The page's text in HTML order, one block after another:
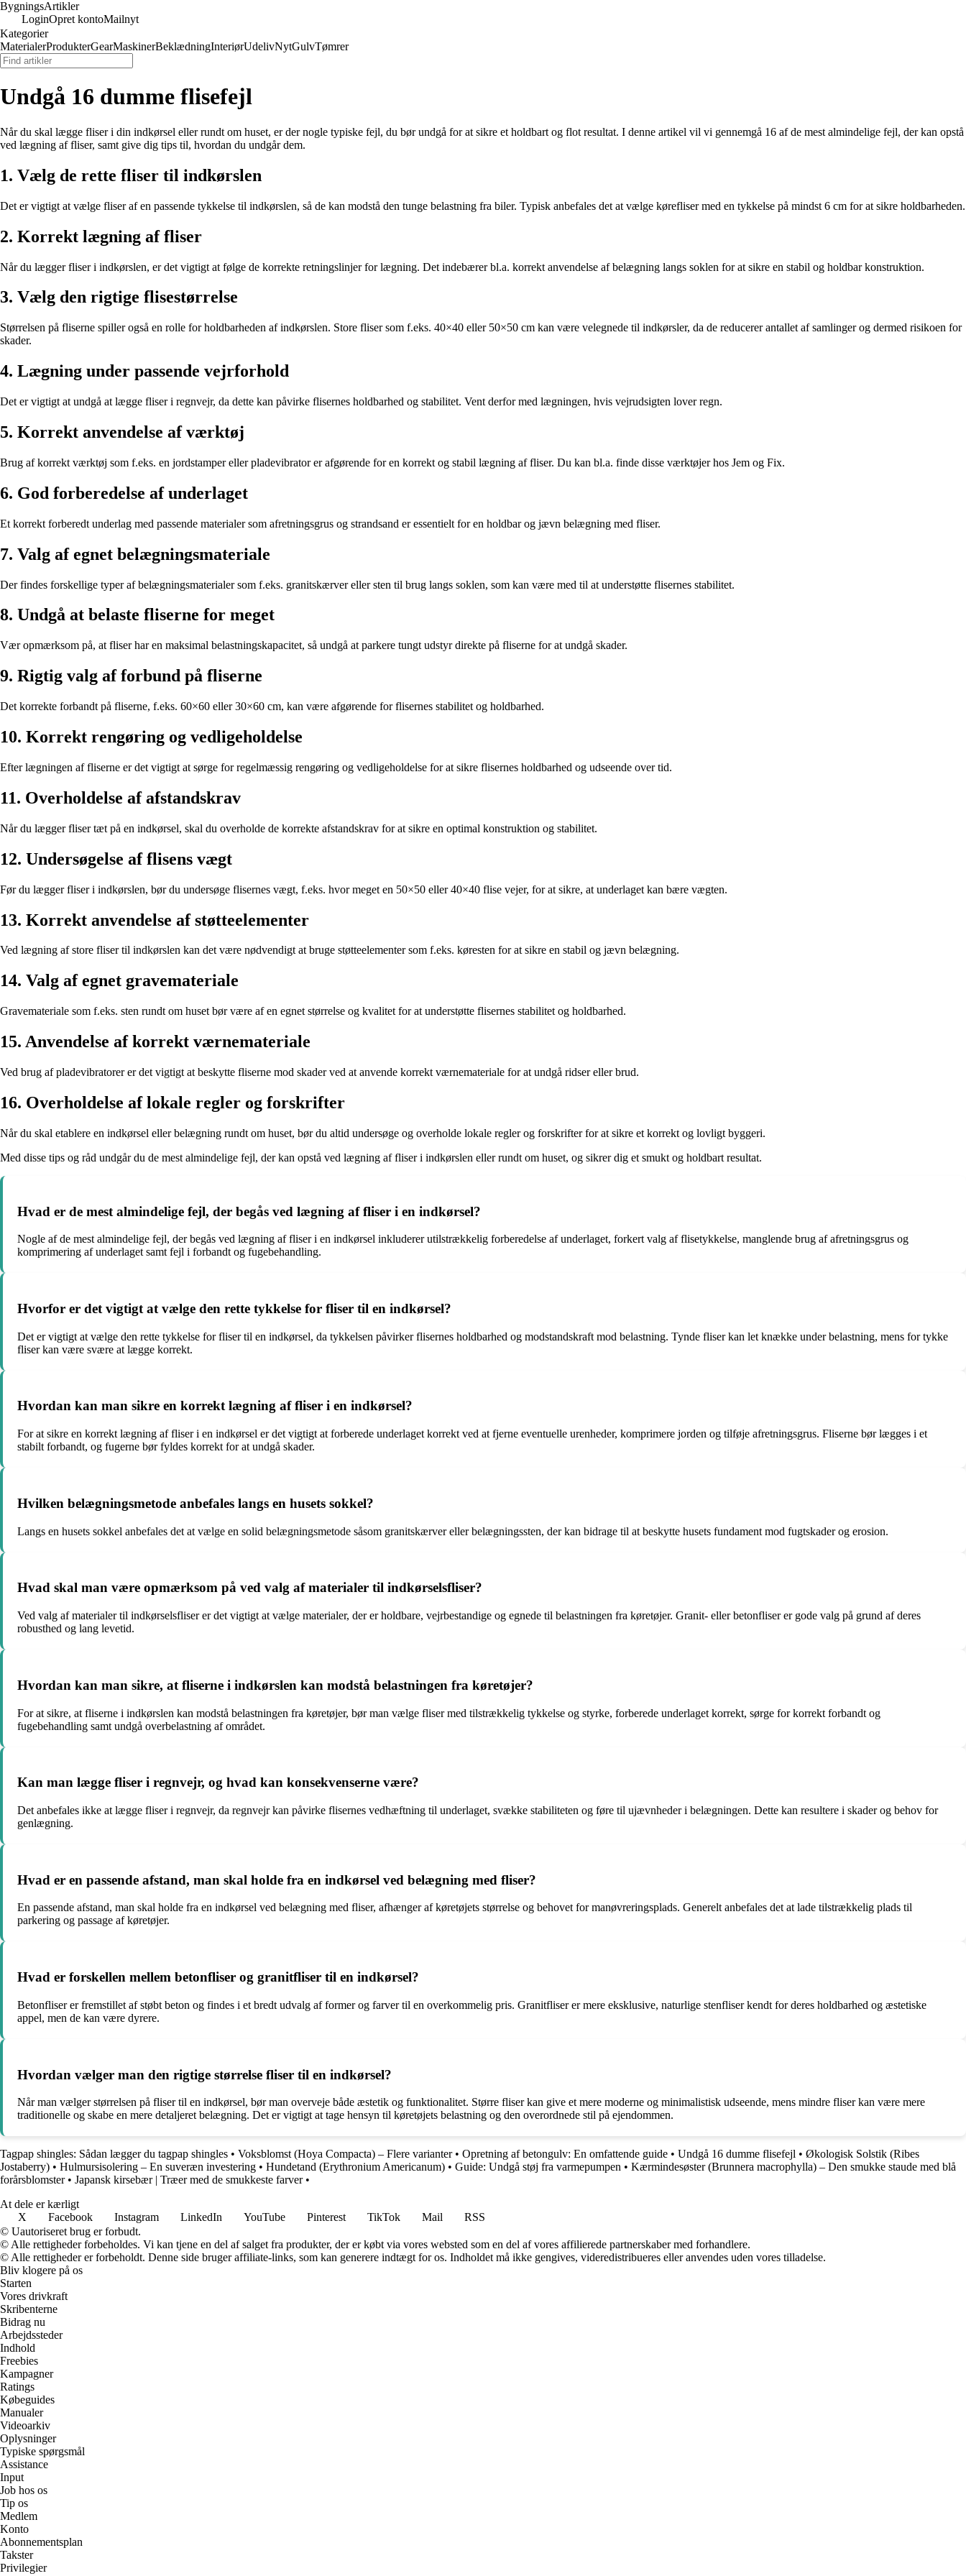
BygningsArtikler
LoginOpret kontoMailnyt
Kategorier
MaterialerProdukterGearMaskinerBeklædningInteriørUdelivNytGulvTømrer
Undgå 16 dumme flisefejl
Når du skal lægge fliser i din indkørsel eller rundt om huset, er der nogle typiske fejl, du bør undgå for at sikre et holdbart og flot resultat. I denne artikel vil vi gennemgå 16 af de mest almindelige fejl, der kan opstå
ved lægning af fliser, samt give dig tips til, hvordan du undgår dem.
1. Vælg de rette fliser til indkørslen
Det er vigtigt at vælge fliser af en passende tykkelse til indkørslen, så de kan modstå den tunge belastning fra biler. Typisk anbefales det at vælge kørefliser med en tykkelse på mindst 6 cm for at sikre holdbarheden.
2. Korrekt lægning af fliser
Når du lægger fliser i indkørslen, er det vigtigt at følge de korrekte retningslinjer for lægning. Det indebærer bl.a. korrekt anvendelse af belægning langs soklen for at sikre en stabil og holdbar konstruktion.
3. Vælg den rigtige flisestørrelse
Størrelsen på fliserne spiller også en rolle for holdbarheden af indkørslen. Store fliser som f.eks. 40×40 eller 50×50 cm kan være velegnede til indkørsler, da de reducerer antallet af samlinger og dermed risikoen for
skader.
4. Lægning under passende vejrforhold
Det er vigtigt at undgå at lægge fliser i regnvejr, da dette kan påvirke flisernes holdbarhed og stabilitet. Vent derfor med lægningen, hvis vejrudsigten lover regn.
5. Korrekt anvendelse af værktøj
Brug af korrekt værktøj som f.eks. en jordstamper eller pladevibrator er afgørende for en korrekt og stabil lægning af fliser. Du kan bl.a. finde disse værktøjer hos Jem og Fix.
6. God forberedelse af underlaget
Et korrekt forberedt underlag med passende materialer som afretningsgrus og strandsand er essentielt for en holdbar og jævn belægning med fliser.
7. Valg af egnet belægningsmateriale
Der findes forskellige typer af belægningsmaterialer som f.eks. granitskærver eller sten til brug langs soklen, som kan være med til at understøtte flisernes stabilitet.
8. Undgå at belaste fliserne for meget
Vær opmærksom på, at fliser har en maksimal belastningskapacitet, så undgå at parkere tungt udstyr direkte på fliserne for at undgå skader.
9. Rigtig valg af forbund på fliserne
Det korrekte forbandt på fliserne, f.eks. 60×60 eller 30×60 cm, kan være afgørende for flisernes stabilitet og holdbarhed.
10. Korrekt rengøring og vedligeholdelse
Efter lægningen af fliserne er det vigtigt at sørge for regelmæssig rengøring og vedligeholdelse for at sikre flisernes holdbarhed og udseende over tid.
11. Overholdelse af afstandskrav
Når du lægger fliser tæt på en indkørsel, skal du overholde de korrekte afstandskrav for at sikre en optimal konstruktion og stabilitet.
12. Undersøgelse af flisens vægt
Før du lægger fliser i indkørslen, bør du undersøge flisernes vægt, f.eks. hvor meget en 50×50 eller 40×40 flise vejer, for at sikre, at underlaget kan bære vægten.
13. Korrekt anvendelse af støtteelementer
Ved lægning af store fliser til indkørslen kan det være nødvendigt at bruge støtteelementer som f.eks. køresten for at sikre en stabil og jævn belægning.
14. Valg af egnet gravemateriale
Gravemateriale som f.eks. sten rundt om huset bør være af en egnet størrelse og kvalitet for at understøtte flisernes stabilitet og holdbarhed.
15. Anvendelse af korrekt værnemateriale
Ved brug af pladevibratorer er det vigtigt at beskytte fliserne mod skader ved at anvende korrekt værnemateriale for at undgå ridser eller brud.
16. Overholdelse af lokale regler og forskrifter
Når du skal etablere en indkørsel eller belægning rundt om huset, bør du altid undersøge og overholde lokale regler og forskrifter for at sikre et korrekt og lovligt byggeri.
Med disse tips og råd undgår du de mest almindelige fejl, der kan opstå ved lægning af fliser i indkørslen eller rundt om huset, og sikrer dig et smukt og holdbart resultat.
Hvad er de mest almindelige fejl, der begås ved lægning af fliser i en indkørsel?
Nogle af de mest almindelige fejl, der begås ved lægning af fliser i en indkørsel inkluderer utilstrækkelig forberedelse af underlaget, forkert valg af flisetykkelse, manglende brug af afretningsgrus og
komprimering af underlaget samt fejl i forbandt og fugebehandling.
Hvorfor er det vigtigt at vælge den rette tykkelse for fliser til en indkørsel?
Det er vigtigt at vælge den rette tykkelse for fliser til en indkørsel, da tykkelsen påvirker flisernes holdbarhed og modstandskraft mod belastning. Tynde fliser kan let knække under belastning, mens for tykke
fliser kan være svære at lægge korrekt.
Hvordan kan man sikre en korrekt lægning af fliser i en indkørsel?
For at sikre en korrekt lægning af fliser i en indkørsel er det vigtigt at forberede underlaget korrekt ved at fjerne eventuelle urenheder, komprimere jorden og tilføje afretningsgrus. Fliserne bør lægges i et
stabilt forbandt, og fugerne bør fyldes korrekt for at undgå skader.
Hvilken belægningsmetode anbefales langs en husets sokkel?
Langs en husets sokkel anbefales det at vælge en solid belægningsmetode såsom granitskærver eller belægningssten, der kan bidrage til at beskytte husets fundament mod fugtskader og erosion.
Hvad skal man være opmærksom på ved valg af materialer til indkørselsfliser?
Ved valg af materialer til indkørselsfliser er det vigtigt at vælge materialer, der er holdbare, vejrbestandige og egnede til belastningen fra køretøjer. Granit- eller betonfliser er gode valg på grund af deres
robusthed og lang levetid.
Hvordan kan man sikre, at fliserne i indkørslen kan modstå belastningen fra køretøjer?
For at sikre, at fliserne i indkørslen kan modstå belastningen fra køretøjer, bør man vælge fliser med tilstrækkelig tykkelse og styrke, forberede underlaget korrekt, sørge for korrekt forbandt og
fugebehandling samt undgå overbelastning af området.
Kan man lægge fliser i regnvejr, og hvad kan konsekvenserne være?
Det anbefales ikke at lægge fliser i regnvejr, da regnvejr kan påvirke flisernes vedhæftning til underlaget, svække stabiliteten og føre til ujævnheder i belægningen. Dette kan resultere i skader og behov for
genlægning.
Hvad er en passende afstand, man skal holde fra en indkørsel ved belægning med fliser?
En passende afstand, man skal holde fra en indkørsel ved belægning med fliser, afhænger af køretøjets størrelse og behovet for manøvreringsplads. Generelt anbefales det at lade tilstrækkelig plads til
parkering og passage af køretøjer.
Hvad er forskellen mellem betonfliser og granitfliser til en indkørsel?
Betonfliser er fremstillet af støbt beton og findes i et bredt udvalg af former og farver til en overkommelig pris. Granitfliser er mere eksklusive, naturlige stenfliser kendt for deres holdbarhed og æstetiske
appel, men de kan være dyrere.
Hvordan vælger man den rigtige størrelse fliser til en indkørsel?
Når man vælger størrelsen på fliser til en indkørsel, bør man overveje både æstetik og funktionalitet. Større fliser kan give et mere moderne og minimalistisk udseende, mens mindre fliser kan være mere
traditionelle og skabe en mere detaljeret belægning. Det er vigtigt at tage hensyn til køretøjets belastning og den overordnede stil på ejendommen.
Tagpap shingles: Sådan lægger du tagpap shingles • Voksblomst (Hoya Compacta) – Flere varianter• Opretning af betongulv: En omfattende guide • Undgå 16 dumme flisefejl • Økologisk Solstik (Ribes
Jostaberry) • Hulmursisolering – En suveræn investering • Hundetand (Erythronium Americanum) • Guide: Undgå støj fra varmepumpen • Kærmindesøster (Brunnera macrophylla) – Den smukke staude med blå
forårsblomster• Japansk kirsebær | Træer med de smukkeste farver•
At dele er kærligt
X
Facebook Instagram LinkedIn YouTube Pinterest TikTok Mail
RSS
© Uautoriseret brug er forbudt.
© Alle rettigheder forbeholdes. Vi kan tjene en del af salget fra produkter, der er købt via vores websted som en del af vores affilierede partnerskaber med forhandlere.
© Alle rettigheder er forbeholdt. Denne side bruger affiliate-links, som kan generere indtægt for os. Indholdet må ikke gengives, videredistribueres eller anvendes uden vores tilladelse.
Bliv klogere på os
Starten
Vores drivkraft
Skribenterne
Bidrag nu
Arbejdssteder
Indhold
Freebies
Kampagner
Ratings
Købeguides
Manualer
Videoarkiv
Oplysninger
Typiske spørgsmål
Assistance
Input
Job hos os
Tip os
Medlem
Konto
Abonnementsplan
Takster
Privilegier